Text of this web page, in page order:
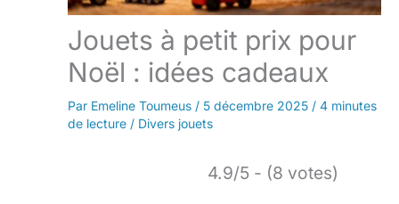
Jouets à petit prix pour
Noël : idées cadeaux
Par Emeline Toumeus / 5 décembre 2025 / 4 minutes
de lecture / Divers jouets
4.9/5 - (8 votes)